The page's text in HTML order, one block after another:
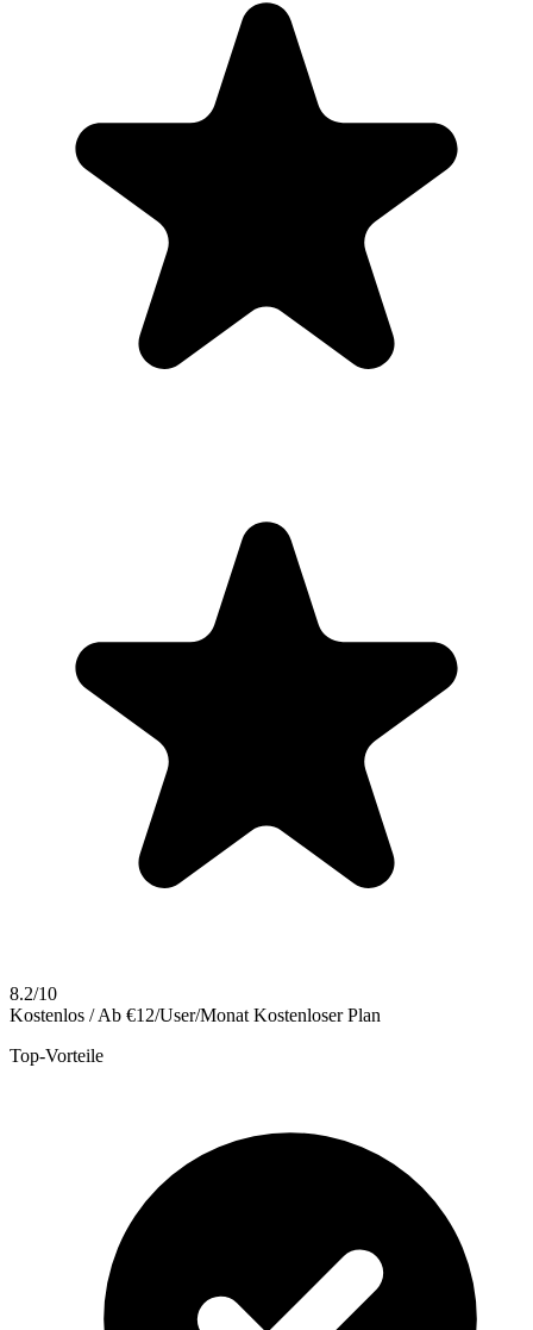
8.2/10
Kostenlos / Ab €12/User/Monat Kostenloser Plan
Top-Vorteile